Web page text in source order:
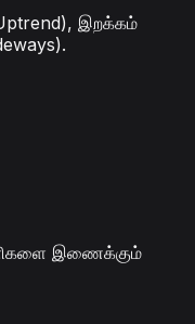
இறக்கம்
இணைக்கும்